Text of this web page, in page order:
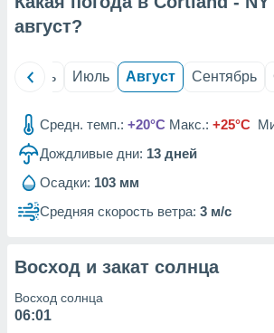
из
данных
август?
Июнь Июль Август Сентябрь
Средн. темп.: +20°C Макс.: +25°C
Дождливые дни: 13 дней
Осадки: 103 мм
Средняя скорость ветра: 3 м/с
Восход и закат солнца
Восход солнца
06:01